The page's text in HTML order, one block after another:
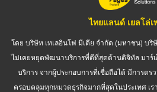
ไทยแลนด์ เยลโล่เ
โดย บริษัท เทเลอินโฟ มีเดีย จำกัด (มหาชน) บริ
ไม่เคยหยุดพัฒนาบริการที่ดีที่สุดด้านดิจิทัล มาร์
บริการ จากผู้ประกอบการที่เชื่อถือได้ มีการต
ครอบคลุมทุกหมวดธุรกิจมากที่สุดในประเทศ เ